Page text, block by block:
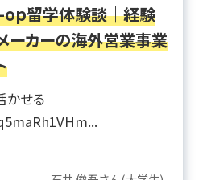
op留学体験談｜経験
ーカーの海外営業事業
かせる